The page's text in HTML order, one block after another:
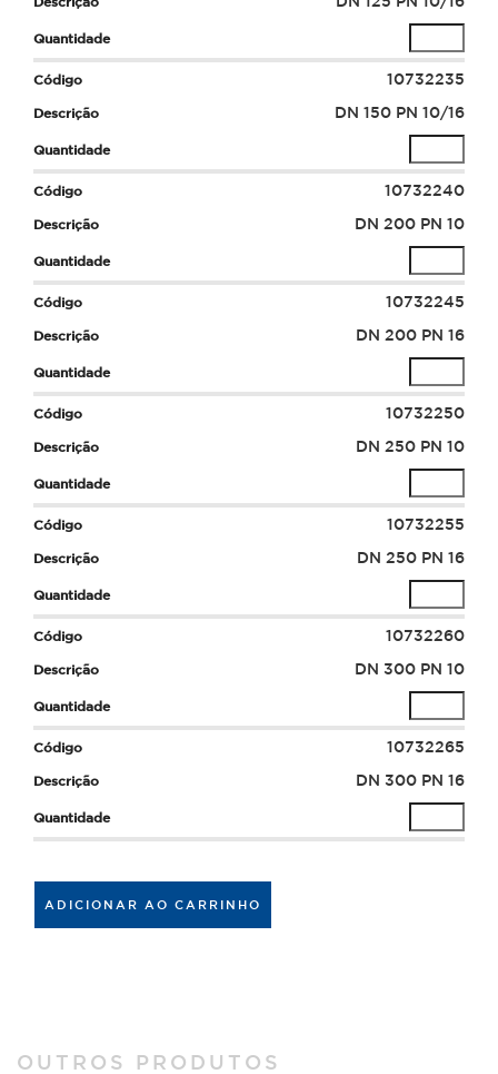
10732235
DN 150 PN 10/16
10732240
DN 200 PN 10
10732245
DN 200 PN 16
10732250
DN 250 PN 10
10732255
DN 250 PN 16
10732260
DN 300 PN 10
10732265
DN 300 PN 16
ADICIONAR AO CARRINHO
OUTROS PRODUTOS